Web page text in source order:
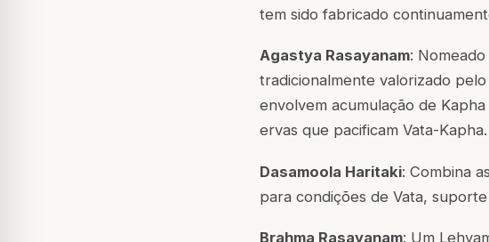
tem sido fabricado
Agastya Rasayanam:
tradicionalmente valorizado
envolvem acumulação de
ervas que pacificam Vata-Kapha.
Dasamoola Haritaki: Combina
para condições de Vata,
Brahma Rasayanam: Um